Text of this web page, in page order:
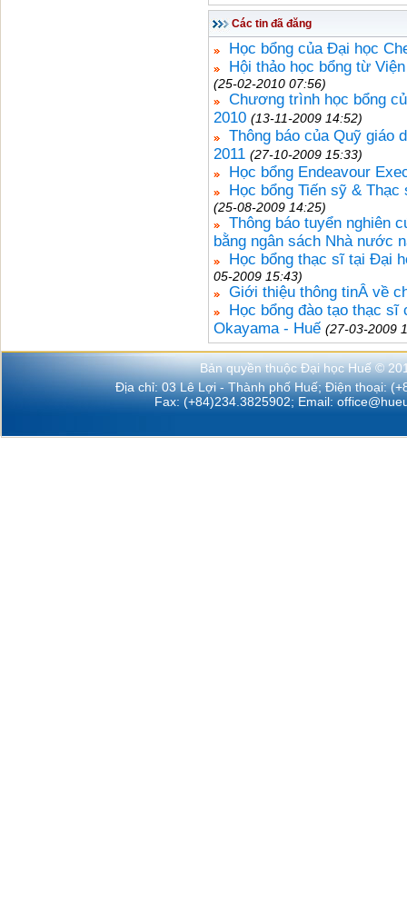
Các tin đã đăng
Học bổng của Đại học
Hội thảo học bổng từ
(25-02-2010 07:56)
Chương trình học bổng
2010 (13-11-2009 14:52)
Thông báo của Quỹ giáo
2011 (27-10-2009 15:33)
Học bổng Endeavour
Học bổng Tiến sỹ &
(25-08-2009 14:25)
Thông báo tuyển nghiên
bằng ngân sách Nhà nước
Học bổng thạc sĩ tại Đại
05-2009 15:43)
Giới thiệu thông tinÂ về
Học bổng đào tạo thạc
Okayama - Huế (27-03-2009
Bản quyền thuộc Đại học Huế ©
Địa chỉ: 03 Lê Lợi - Thành phố Huế; Điện thoại:
Fax: (+84)234.3825902; Email: